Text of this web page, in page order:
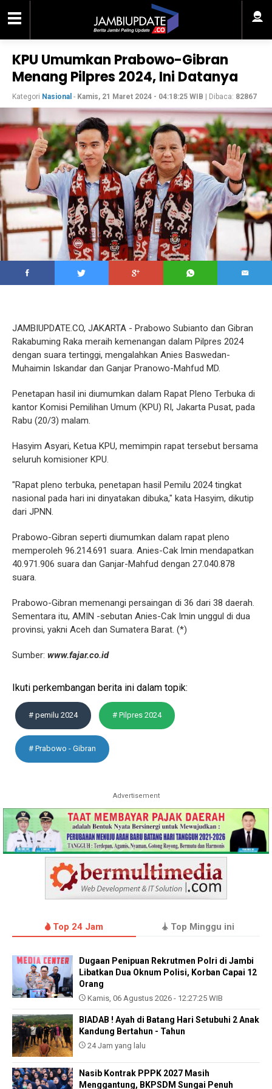
KPU Umumkan Prabowo-Gibran
Menang Pilpres 2024, Ini Datanya
Kategori Nasional - Kamis, 21 Maret 2024 - 04:18:25 WIB | Dibaca: 82867
JAMBIUPDATE.CO, JAKARTA - Prabowo Subianto dan Gibran
Rakabuming Raka meraih kemenangan dalam Pilpres 2024
dengan suara tertinggi, mengalahkan Anies Baswedan-
Muhaimin Iskandar dan Ganjar Pranowo-Mahfud MD.
Penetapan hasil ini diumumkan dalam Rapat Pleno Terbuka di
kantor Komisi Pemilihan Umum (KPU) RI, Jakarta Pusat, pada
Rabu (20/3) malam.
Hasyim Asyari, Ketua KPU, memimpin rapat tersebut bersama
seluruh komisioner KPU.
"Rapat pleno terbuka, penetapan hasil Pemilu 2024 tingkat
nasional pada hari ini dinyatakan dibuka," kata Hasyim, dikutip
dari JPNN.
Prabowo-Gibran seperti diumumkan dalam rapat pleno
memperoleh 96.214.691 suara. Anies-Cak Imin mendapatkan
40.971.906 suara dan Ganjar-Mahfud dengan 27.040.878
suara.
Prabowo-Gibran memenangi persaingan di 36 dari 38 daerah.
Sementara itu, AMIN -sebutan Anies-Cak Imin unggul di dua
provinsi, yakni Aceh dan Sumatera Barat. (*)
Sumber: www.fajar.co.id
Ikuti perkembangan berita ini dalam topik:
# pemilu 2024 # Pilpres 2024
# Prabowo - Gibran
Advertisement
Top 24 Jam Top Minggu ini
Dugaan Penipuan Rekrutmen Polri di Jambi
Libatkan Dua Oknum Polisi, Korban Capai 12
Orang
Kamis, 06 Agustus 2026 - 12:27:25 WIB
BIADAB ! Ayah di Batang Hari Setubuhi 2 Anak
Kandung Bertahun - Tahun
24 Jam yang lalu
Nasib Kontrak PPPK 2027 Masih
Menggantung, BKPSDM Sungai Penuh